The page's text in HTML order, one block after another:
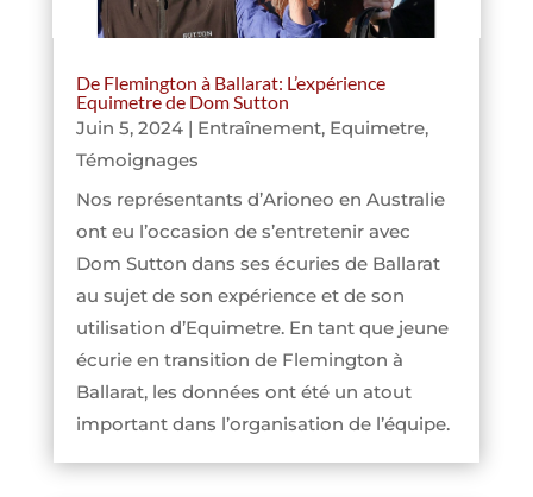
De Flemington à Ballarat: L’expérience
Equimetre de Dom Sutton
Juin 5, 2024| Entraînement, Equimetre,
Témoignages
Nos représentants d’Arioneo en Australie
ont eu l’occasion de s’entretenir avec
Dom Sutton dans ses écuries de Ballarat
au sujet de son expérience et de son
utilisation d’Equimetre. En tant que jeune
écurie en transition de Flemington à
Ballarat, les données ont été un atout
important dans l’organisation de l’équipe.